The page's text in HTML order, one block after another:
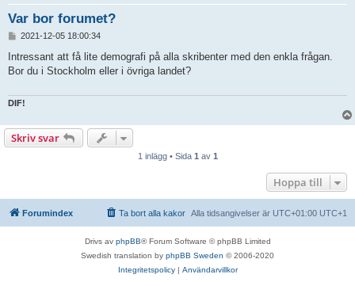
Var bor forumet?
l
g
2021-12-05 18:00:34
Intressant att få lite demografi på alla skribenter med den enkla frågan.
Bor du i Stockholm eller i övriga landet?
DIF!
Skriv svar
1 inlägg • Sida 1 av 1
Hoppa till
Forumindex Alla tidsangivelser är UTC+01:00 UTC+1
Ta bort alla kakor
Drivs av phpBB® Forum Software © phpBB Limited
Swedish translation by phpBB Sweden © 2006-2020
Integritetspolicy| Användarvillkor